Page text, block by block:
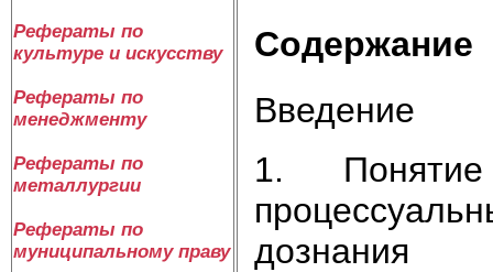
Рефераты по
культуре и искусству
Рефераты по
менеджменту
Рефераты по
металлургии
Рефераты по
муниципальному праву
Содержание
Введение
1. Понятие и
дознания